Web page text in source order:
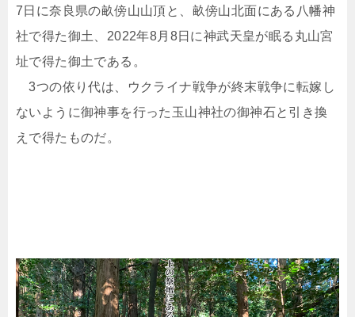
7日に奈良県の畝傍山山頂と、畝傍山北面にある八幡神
社で得た御土、2022年8月8日に神武天皇が眠る丸山宮
址で得た御土である。
3つの依り代は、ウクライナ戦争が終末戦争に転嫁し
ないように御神事を行った玉山神社の御神石と引き換
えで得たものだ。